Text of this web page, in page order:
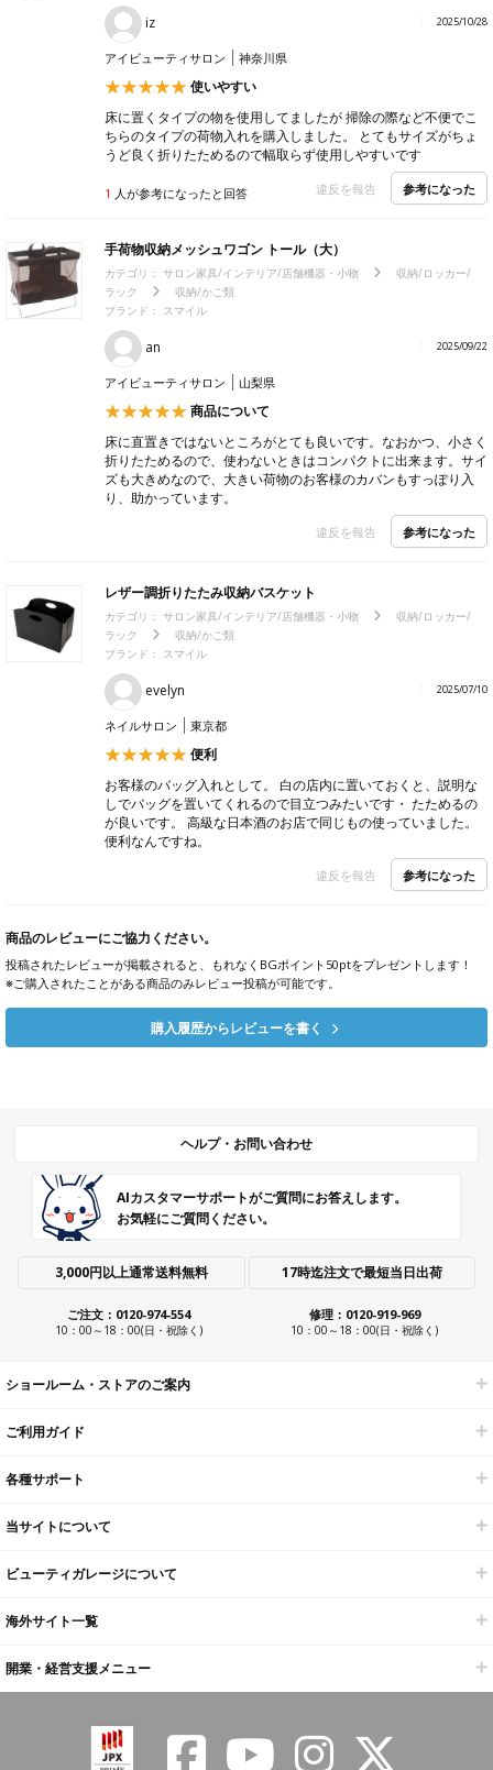
iz 2025/10/28
アイビューティサロン 神奈川県
使いやすい
床に置くタイプの物を使用してましたが 掃除の際など不便でこ
ちらのタイプの荷物入れを購入しました。 とてもサイズがちょ
うど良く折りたためるので幅取らず使用しやすいです
1 人が参考になったと回答 違反を報告 参考になった
手荷物収納メッシュワゴン トール（大）
カテゴリ： サロン家具/インテリア/店舗機器・小物
収納/ロッカー/
ラック
収納/かご類
ブランド： スマイル
an 2025/09/22
アイビューティサロン 山梨県
商品について
床に直置きではないところがとても良いです。なおかつ、小さく
折りたためるので、使わないときはコンパクトに出来ます。サイ
ズも大きめなので、大きい荷物のお客様のカバンもすっぽり入
り、助かっています。
違反を報告 参考になった
レザー調折りたたみ収納バスケット
カテゴリ： サロン家具/インテリア/店舗機器・小物
収納/ロッカー/
ラック
収納/かご類
ブランド： スマイル
evelyn 2025/07/10
ネイルサロン 東京都
便利
お客様のバッグ入れとして。 白の店内に置いておくと、説明な
しでバッグを置いてくれるので目立つみたいです・ たためるの
が良いです。 高級な日本酒のお店で同じもの使っていました。
便利なんですね。
違反を報告 参考になった
商品のレビューにご協力ください。
投稿されたレビューが掲載されると、もれなくBGポイント50ptをプレゼントします！
※ご購入されたことがある商品のみレビュー投稿が可能です。
購入履歴からレビューを書く
ヘルプ・お問い合わせ
AIカスタマーサポートがご質問にお答えします。
お気軽にご質問ください。
3,000円以上通常送料無料 17時迄注文で最短当日出荷
ご注文：0120-974-554
10：00～18：00(日・祝除く)
修理：0120-919-969
10：00～18：00(日・祝除く)
ショールーム・ストアのご案内
ご利用ガイド
各種サポート
当サイトについて
ビューティガレージについて
海外サイト一覧
開業・経営支援メニュー